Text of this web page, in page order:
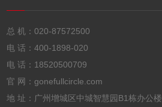
总 机：020-87572500
电 话：400-1898-020
电 话： 18520500709
官 网：gonefullcircle.com
地 址：广州增城区中城智慧园B1栋办公楼